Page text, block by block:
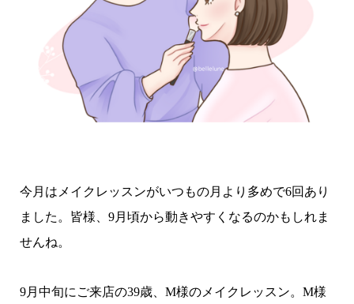
今月はメイクレッスンがいつもの月より多めで6回あり
ました。皆様、9月頃から動きやすくなるのかもしれま
せんね。
9月中旬にご来店の39歳、M様のメイクレッスン。M様